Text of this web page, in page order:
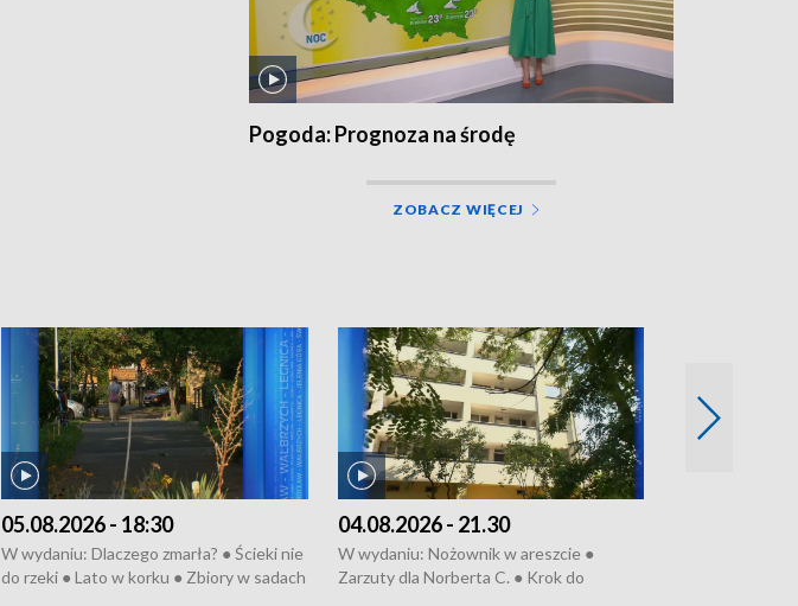
Pogoda: Prognoza na środę
ZOBACZ WIĘCEJ
05.08.2026 - 18:30
W wydaniu: Dlaczego zmarła? ● Ścieki nie
do rzeki ● Lato w korku ● Zbiory w sadach
04.08.2026 - 21.30
W wydaniu: Nożownik w areszcie ●
Zarzuty dla Norberta C. ● Krok do